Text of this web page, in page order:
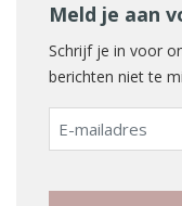
Meld je aan
Schrijf je in voor
berichten niet te
E-
mailadres